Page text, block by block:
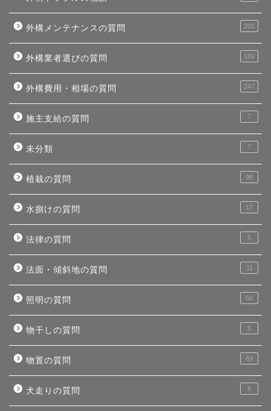
外構メンテナンスの質問 202
外構業者選びの質問 189
外構費用・相場の質問 247
施主支給の質問 7
未分類 7
植栽の質問 98
水捌けの質問 17
法律の質問 5
法面・傾斜地の質問 11
照明の質問 50
物干しの質問 5
物置の質問 69
犬走りの質問 8